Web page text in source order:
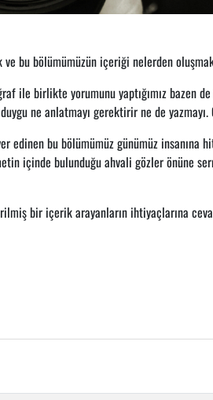
bu bölümümüzün içeriği nelerden
ile birlikte yorumunu yaptığımız bazen
ne anlatmayı gerektirir ne de
edinen bu bölümümüz günümüz
içinde bulunduğu ahvali gözler önüne
bir içerik arayanların ihtiyaçlarına